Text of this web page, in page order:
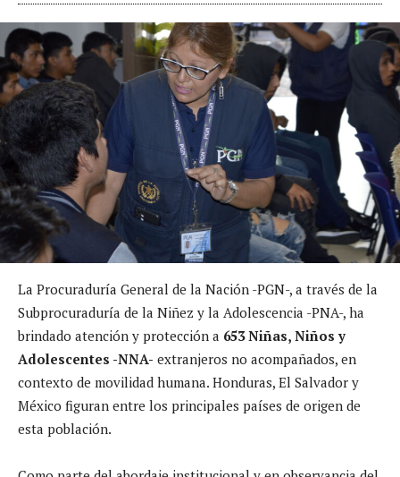
La Procuraduría General de la Nación -PGN-, a través de la
Subprocuraduría de la Niñez y la Adolescencia -PNA-, ha
brindado atención y protección a 653 Niñas, Niños y
Adolescentes -NNA- extranjeros no acompañados, en
contexto de movilidad humana. Honduras, El Salvador y
México figuran entre los principales países de origen de
esta población.